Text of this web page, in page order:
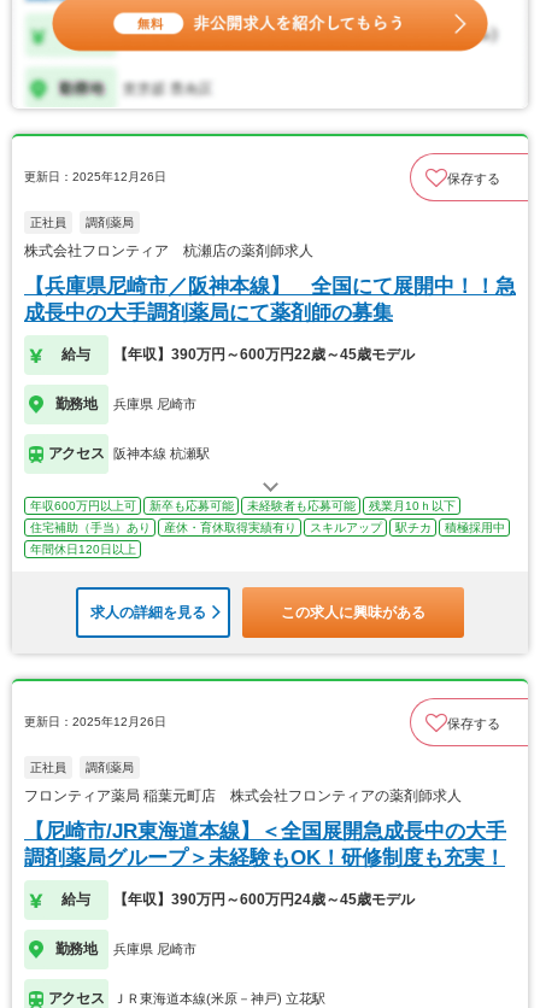
更新日：2025年12月26日 保存する
正社員 調剤薬局
株式会社フロンティア 杭瀬店の薬剤師求人
【兵庫県尼崎市／阪神本線】 全国にて展開中！！急
成長中の大手調剤薬局にて薬剤師の募集
給与 【年収】390万円～600万円22歳～45歳モデル
勤務地 兵庫県 尼崎市
アクセス 阪神本線 杭瀬駅
年収600万円以上可 新卒も応募可能 未経験者も応募可能
残業月10ｈ以下
住宅補助（手当）あり
産休・育休取得実績有り スキルアップ 駅チカ
積極採用中
年間休日120日以上
求人の詳細を見る この求人に興味がある
更新日：2025年12月26日 保存する
正社員 調剤薬局
フロンティア薬局 稲葉元町店 株式会社フロンティアの薬剤師求人
【尼崎市/JR東海道本線】＜全国展開急成長中の大手
調剤薬局グループ＞未経験もOK！研修制度も充実！
給与 【年収】390万円～600万円24歳～45歳モデル
勤務地 兵庫県 尼崎市
アクセス ＪＲ東海道本線(米原－神戸) 立花駅